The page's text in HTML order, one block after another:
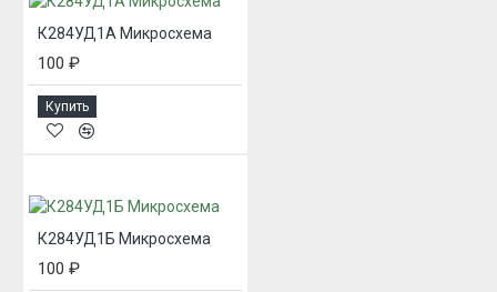
К284УД1А Микросхема
100 ₽
Купить
К284УД1Б Микросхема
100 ₽